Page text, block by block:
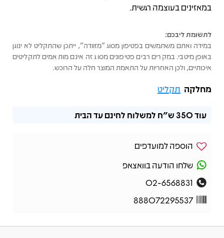
במאזינים בעוצמה רגשית.
לתשומת ליבכם:
במידה ואתם משתמשים בפטיפון מסוג "מזוודה", ייתכן שהתקליט לא ינוגן
באופן מיטבי. במקרים רבים פטיפונים מסוג זה אינם מותאמים לתקליטים
איכותיים, ולכן האחריות על התאמת המוצר חלה על הרוכש.
מחלקה תקליט
עוד350 ש"ח למשלוח לחינם עד הבית
הוספה למועדפים
שלחו הודעה בוואצאפ
02-6568831
888072295537